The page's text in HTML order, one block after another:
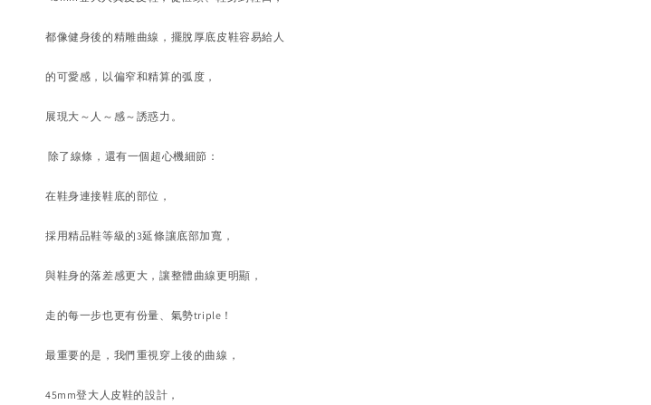
都像健身後的精雕曲線，擺脫厚底皮鞋容易給人
的可愛感，以偏窄和精算的弧度，
展現大～人～感～誘惑力。
除了線條，還有一個超心機細節：
在鞋身連接鞋底的部位，
採用精品鞋等級的3延條讓底部加寬，
與鞋身的落差感更大， 讓整體曲線更明顯，
走的每一步也更有份量、氣勢triple！
最重要的是，我們重視穿上後的曲線，
45mm登大人皮鞋的設計，